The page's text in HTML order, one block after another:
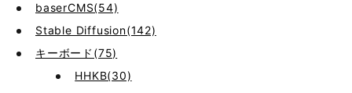
baserCMS(54)
Stable Diffusion(142)
キーボード(75)
HHKB(30)